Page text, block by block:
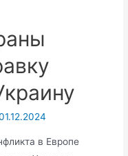
в Европе